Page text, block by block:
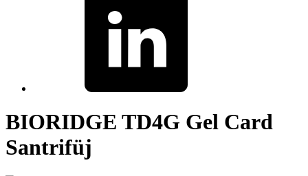
BIORIDGE TD4G Gel Card
Santrifüj